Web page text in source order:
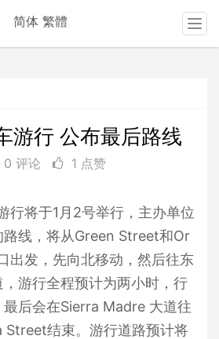
游行 公布最后路线
0 评论 1 点赞
行将于1月2号举行，主办单位
路线，将从Green Street和Or
出发，先向北移动，然后往东
游行全程预计为两小时，行
后会在Sierra Madre 大道往
Street结束。游行道路预计将
简体 繁體
T
o
a
t
i
o
n